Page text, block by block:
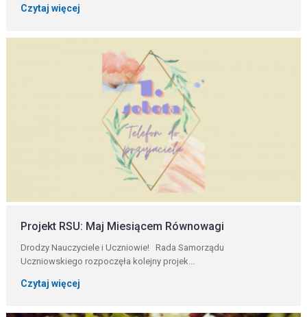
Czytaj więcej
Projekt RSU: Maj Miesiącem Równowagi
Drodzy Nauczyciele i Uczniowie! Rada Samorządu
Uczniowskiego rozpoczęła kolejny projek...
Czytaj więcej